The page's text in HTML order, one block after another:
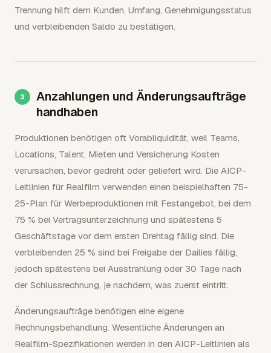
Trennung hilft dem Kunden, Umfang, Genehmigungsstatus
und verbleibenden Saldo zu bestätigen.
Anzahlungen und Änderungsaufträge
handhaben
Produktionen benötigen oft Vorabliquidität, weil Teams,
Locations, Talent, Mieten und Versicherung Kosten
verursachen, bevor gedreht oder geliefert wird. Die AICP-
Leitlinien für Realfilm verwenden einen beispielhaften 75-
25-Plan für Werbeproduktionen mit Festangebot, bei dem
75 % bei Vertragsunterzeichnung und spätestens 5
Geschäftstage vor dem ersten Drehtag fällig sind. Die
verbleibenden 25 % sind bei Freigabe der Dailies fällig,
jedoch spätestens bei Ausstrahlung oder 30 Tage nach
der Schlussrechnung, je nachdem, was zuerst eintritt.
Änderungsaufträge benötigen eine eigene
Rechnungsbehandlung. Wesentliche Änderungen an
Realfilm-Spezifikationen werden in den AICP-Leitlinien als